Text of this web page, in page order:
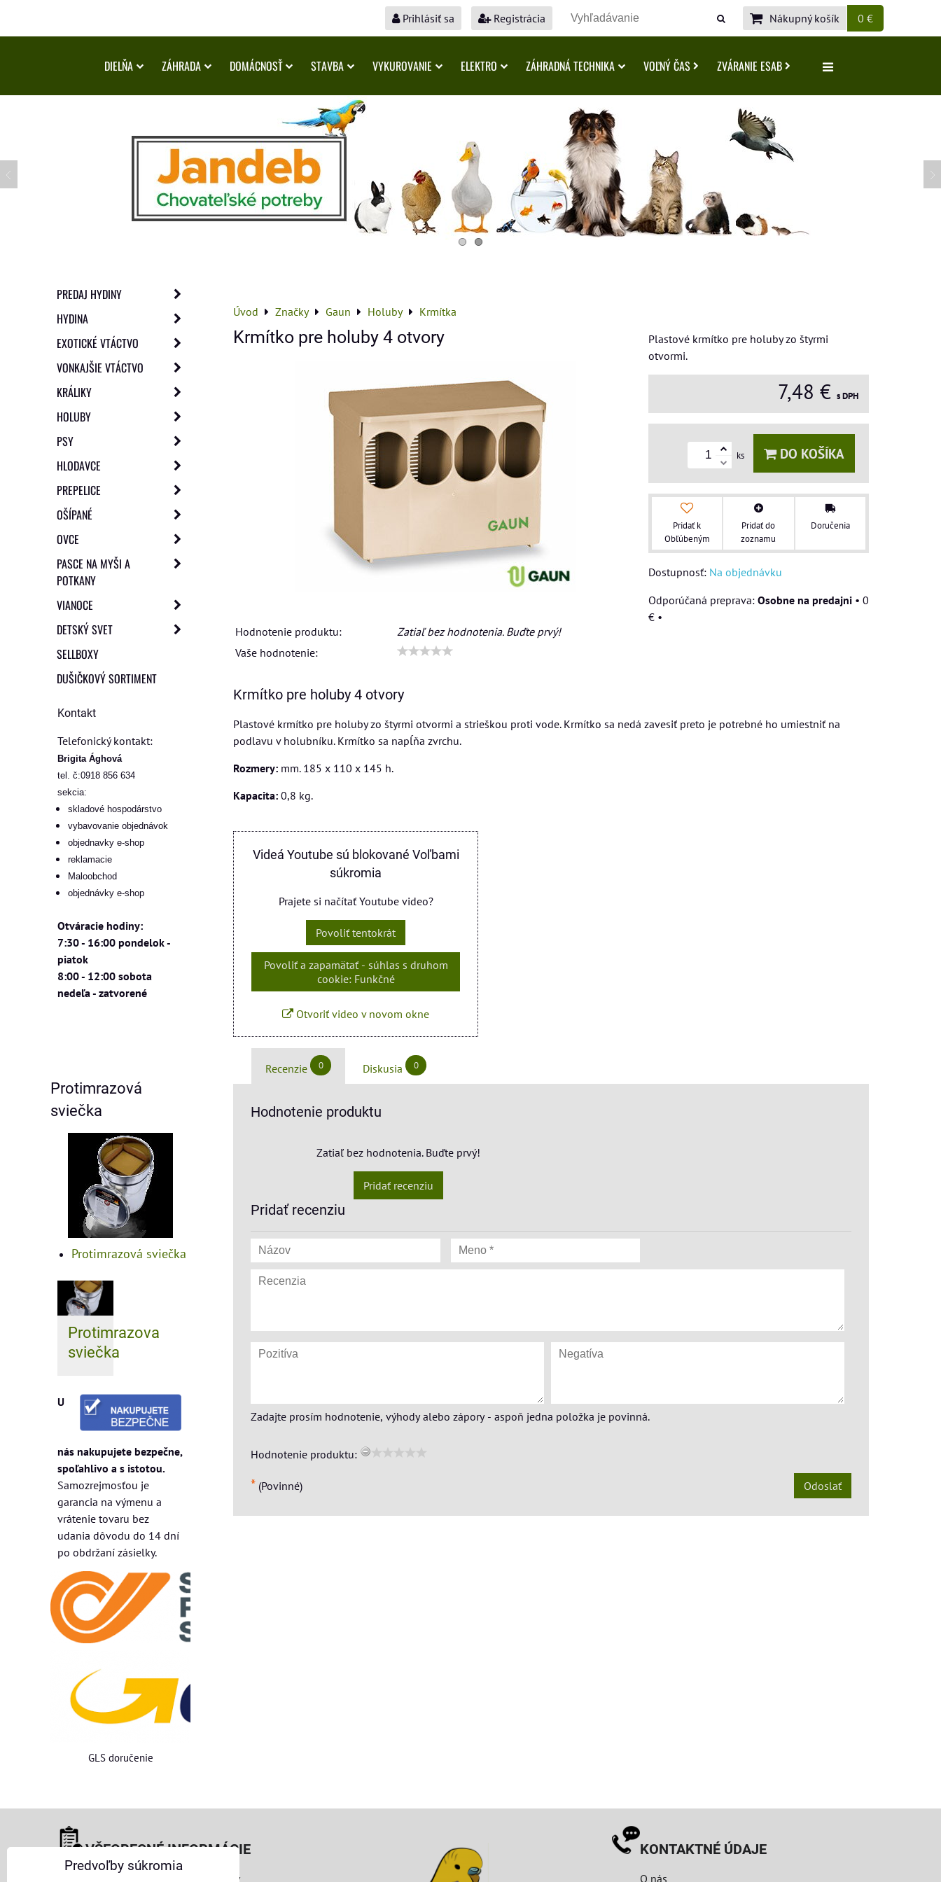
Prihlásiť sa Registrácia Nákupný košík 0 €
DIELŇA ZÁHRADA DOMÁCNOSŤ STAVBA VYKUROVANIE ELEKTRO ZÁHRADNÁ TECHNIKA VOĽNÝ ČAS ZVÁRANIE ESAB
Úvod Značky Gaun Holuby Krmítka
Krmítko pre holuby 4 otvory
Hodnotenie produktu:
Zatiaľ bez hodnotenia. Buďte prvý!
Vaše hodnotenie:
Plastové krmítko pre holuby zo štyrmi
otvormi.
7,48 € s DPH
ks DO KOŠÍKA
Pridať k
Obľúbeným
Pridať do
zoznamu
Doručenia
Dostupnosť: Na objednávku
Osobne na predajni • 0
€ •
Krmítko pre holuby 4 otvory
Plastové krmítko pre holuby zo štyrmi otvormi a strieškou proti vode. Krmítko sa nedá zavesiť preto je potrebné ho umiestniť na
podlavu v holubníku. Krmítko sa napĺňa zvrchu.
Rozmery: mm. 185 x 110 x 145 h.
Kapacita: 0,8 kg.
Videá Youtube sú blokované Voľbami
súkromia
Prajete si načítať Youtube video?
Povoliť tentokrát
Povoliť a zapamätať - súhlas s druhom
cookie: Funkčné
Otvoriť video v novom okne
Recenzie 0 Diskusia 0
Hodnotenie produktu
Zatiaľ bez hodnotenia. Buďte prvý!
Pridať recenziu
Pridať recenziu
Zadajte prosím hodnotenie, výhody alebo zápory - aspoň jedna položka je povinná.
Hodnotenie produktu:
* (Povinné) Odoslať
PREDAJ HYDINY
HYDINA
EXOTICKÉ VTÁCTVO
VONKAJŠIE VTÁCTVO
KRÁLIKY
HOLUBY
PSY
HLODAVCE
PREPELICE
OŠÍPANÉ
OVCE
PASCE NA MYŠI A
POTKANY
VIANOCE
DETSKÝ SVET
SELLBOXY
DUŠIČKOVÝ SORTIMENT
Kontakt
Telefonický kontakt:
Brigita Ághová
tel. č:0918 856 634
sekcia:
skladové hospodárstvo
vybavovanie objednávok
objednavky e-shop
reklamacie
Maloobchod
objednávky e-shop
Otváracie hodiny:
7:30 - 16:00 pondelok -
piatok
8:00 - 12:00 sobota
nedeľa - zatvorené
Protimrazová
sviečka
Protimrazová sviečka
Protimrazova
sviečka
U
nás nakupujete bezpečne,
spoľahlivo a s istotou.
Samozrejmosťou je
garancia na výmenu a
vrátenie tovaru bez
udania dôvodu do 14 dní
po obdržaní zásielky.
GLS doručenie
VŠEOBECNÉ INFORMÁCIE
Obchodné podmienky pre osoby
KONTAKTNÉ ÚDAJE
O nás
Predvoľby súkromia